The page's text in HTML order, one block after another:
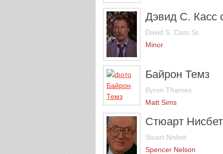
Дэвид С. Касс
David S. Cass Sr.
Minor
Байрон Темз
Byron Thames
Matt Sims
Стюарт Нисбет
Stuart Nisbet
Spencer Nelson